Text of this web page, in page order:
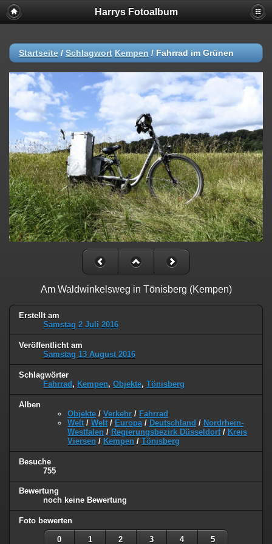
Harrys Fotoalbum
Startseite / Schlagwort Kempen / Fahrrad im Grünen
Am Waldwinkelsweg in Tönisberg (Kempen)
Erstellt am
Samstag 2 Juli 2016
Veröffentlicht am
Samstag 13 August 2016
Schlagwörter
Fahrrad , Kempen, Objekte, Tönisberg
Alben
Objekte / Verkehr / Fahrrad
Welt / Welt / Europa / Deutschland / Nordrhein-
Westfalen / Regierungsbezirk Düsseldorf/ Kreis
Viersen / Kempen / Tönisberg
Besuche
755
Bewertung
noch keine Bewertung
Foto bewerten
0 1 2 3 4 5